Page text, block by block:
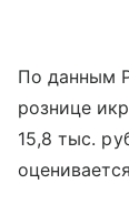
По данным
рознице
15,8 тыс.